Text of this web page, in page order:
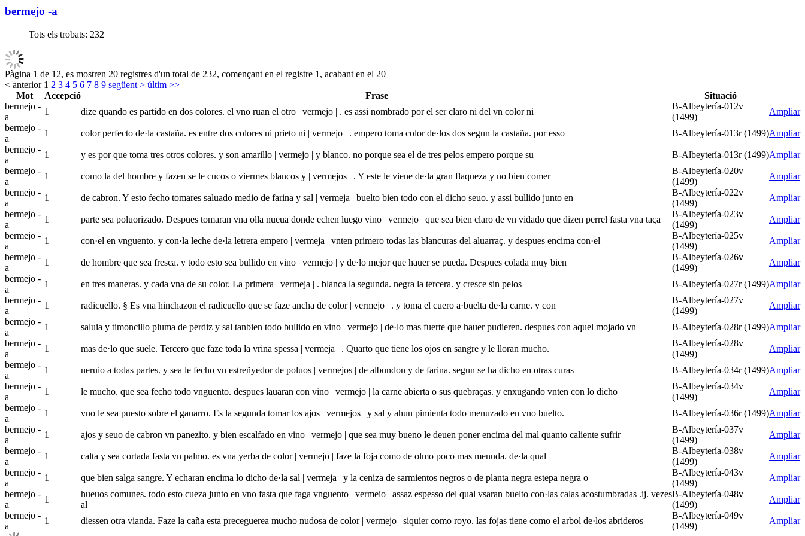
bermejo -a
Tots els trobats: 232
Pàgina 1 de 12, es mostren 20 registres d'un total de 232, començant en el registre 1, acabant en el 20
< anterior 1 2 3 4 5 6 7 8 9 següent > últim >>
Mot
Accepció Frase
Situació
bermejo -
a
1 dize quando es partido en dos colores. el vno ruan el otro | vermejo | . es assi nombrado por el ser claro ni del vn color ni
B-Albeytería-012v
(1499)
Ampliar
bermejo -
a
1 color perfecto de·la castaña. es entre dos colores ni prieto ni | vermejo | . empero toma color de·los dos segun la castaña. por esso B-Albeytería-013r (1499)Ampliar
bermejo -
a
1 y es por que toma tres otros colores. y son amarillo | vermejo | y blanco. no porque sea el de tres pelos empero porque su B-Albeytería-013r (1499)Ampliar
bermejo -
a
1 como la del hombre y fazen se le cucos o viermes blancos y | vermejos | . Y este le viene de·la gran flaqueza y no bien comer
B-Albeytería-020v
(1499)
Ampliar
bermejo -
a
1 de cabron. Y esto fecho tomares saluado medio de farina y sal | vermeja | buelto bien todo con el dicho seuo. y assi bullido junto en
B-Albeytería-022v
(1499)
Ampliar
bermejo -
a
1 parte sea poluorizado. Despues tomaran vna olla nueua donde echen luego vino | vermejo | que sea bien claro de vn vidado que dizen perrel fasta vna taça
B-Albeytería-023v
(1499)
Ampliar
bermejo -
a
1 con·el en vnguento. y con·la leche de·la letrera empero | vermeja | vnten primero todas las blancuras del aluarraç. y despues encima con·el
B-Albeytería-025v
(1499)
Ampliar
bermejo -
a
1 de hombre que sea fresca. y todo esto sea bullido en vino | vermejo | y de·lo mejor que hauer se pueda. Despues colada muy bien
B-Albeytería-026v
(1499)
Ampliar
bermejo -
a
1 en tres maneras. y cada vna de su color. La primera | vermeja | . blanca la segunda. negra la tercera. y cresce sin pelos B-Albeytería-027r (1499)Ampliar
bermejo -
a
1 radicuello. § Es vna hinchazon el radicuello que se faze ancha de color | vermejo | . y toma el cuero a·buelta de·la carne. y con
B-Albeytería-027v
(1499)
Ampliar
bermejo -
a
1 saluia y timoncillo pluma de perdiz y sal tanbien todo bullido en vino | vermejo | de·lo mas fuerte que hauer pudieren. despues con aquel mojado vn B-Albeytería-028r (1499)Ampliar
bermejo -
a
1 mas de·lo que suele. Tercero que faze toda la vrina spessa | vermeja | . Quarto que tiene los ojos en sangre y le lloran mucho.
B-Albeytería-028v
(1499)
Ampliar
bermejo -
a
1 neruio a todas partes. y sea le fecho vn estreñyedor de poluos | vermejos | de albundon y de farina. segun se ha dicho en otras curas B-Albeytería-034r (1499)Ampliar
bermejo -
a
1 le mucho. que sea fecho todo vnguento. despues lauaran con vino | vermejo | la carne abierta o sus quebraças. y enxugando vnten con lo dicho
B-Albeytería-034v
(1499)
Ampliar
bermejo -
a
1 vno le sea puesto sobre el gauarro. Es la segunda tomar los ajos | vermejos | y sal y ahun pimienta todo menuzado en vno buelto. B-Albeytería-036r (1499)Ampliar
bermejo -
a
1 ajos y seuo de cabron vn panezito. y bien escalfado en vino | vermejo | que sea muy bueno le deuen poner encima del mal quanto caliente sufrir
B-Albeytería-037v
(1499)
Ampliar
bermejo -
a
1 calta y sea cortada fasta vn palmo. es vna yerba de color | vermejo | faze la foja como de olmo poco mas menuda. de·la qual
B-Albeytería-038v
(1499)
Ampliar
bermejo -
a
1 que bien salga sangre. Y echaran encima lo dicho de·la sal | vermeja | y la ceniza de sarmientos negros o de planta negra estepa negra o
B-Albeytería-043v
(1499)
Ampliar
bermejo -
a
1
hueuos comunes. todo esto cueza junto en vno fasta que faga vnguento | vermeio | assaz espesso del qual vsaran buelto con·las calas acostumbradas .ij. vezes
al
B-Albeytería-048v
(1499)
Ampliar
bermejo -
a
1 diessen otra vianda. Faze la caña esta preceguerea mucho nudosa de color | vermejo | siquier como royo. las fojas tiene como el arbol de·los abrideros
B-Albeytería-049v
(1499)
Ampliar